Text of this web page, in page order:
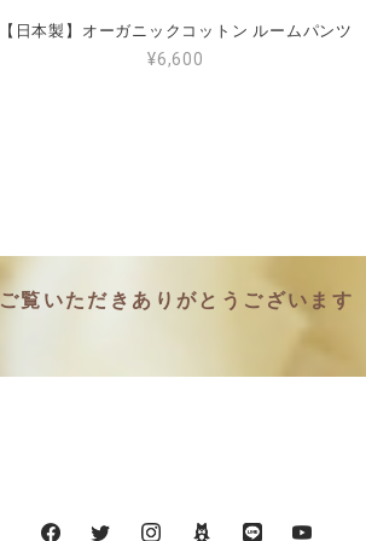
【日本製】オーガニックコットン ルームパンツ
¥6,600
ご覧いただきありがとうございます